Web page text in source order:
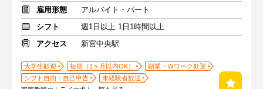
雇用形態
アルバイト・パート
シフト
週1日以上 1日1時間以上
アクセス
新宮中央駅
大学生歓迎 短期（1ヶ月以内OK）
副業・Ｗワーク歓迎
シフト自由・自己申告
未経験者歓迎